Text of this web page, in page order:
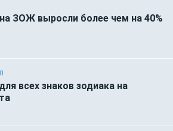
ЗОЖ выросли более чем на 40%
всех знаков зодиака на